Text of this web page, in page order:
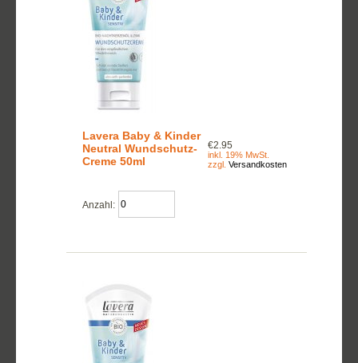
Lavera Baby & Kinder
Neutral Wundschutz-
Creme 50ml
€2.95
inkl. 19% MwSt.
zzgl. Versandkosten
Anzahl: